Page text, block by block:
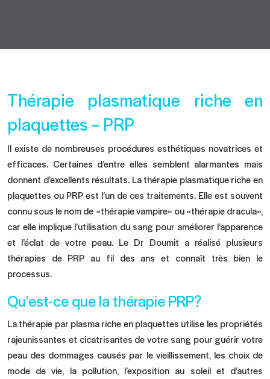
Thérapie plasmatique riche en
plaquettes – PRP
Il existe de nombreuses procédures esthétiques novatrices et
efficaces. Certaines d’entre elles semblent alarmantes mais
donnent d’excellents résultats. La thérapie plasmatique riche en
plaquettes ou PRP est l’un de ces traitements. Elle est souvent
connu sous le nom de «thérapie vampire» ou «thérapie dracula»,
car elle implique l’utilisation du sang pour améliorer l’apparence
et l’éclat de votre peau. Le Dr Doumit a réalisé plusieurs
thérapies de PRP au fil des ans et connaît très bien le
processus.
Qu’est-ce que la thérapie PRP?
La thérapie par plasma riche en plaquettes utilise les propriétés
rajeunissantes et cicatrisantes de votre sang pour guérir votre
peau des dommages causés par le vieillissement, les choix de
mode de vie, la pollution, l’exposition au soleil et d’autres